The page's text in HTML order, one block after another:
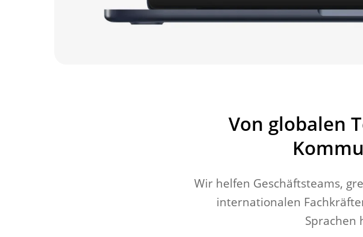
Von globalen
Wir helfen Geschäftsteams,
internationalen
Sprachen